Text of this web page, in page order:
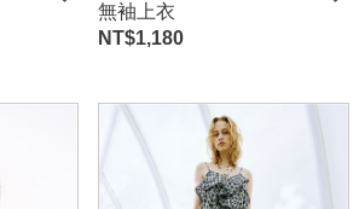
無袖上衣
NT$1,180